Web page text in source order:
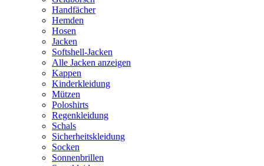
Handfächer
Hemden
Hosen
Jacken
Softshell-Jacken
Alle Jacken anzeigen
Kappen
Kinderkleidung
Mützen
Poloshirts
Regenkleidung
Schals
Sicherheitskleidung
Socken
Sonnenbrillen